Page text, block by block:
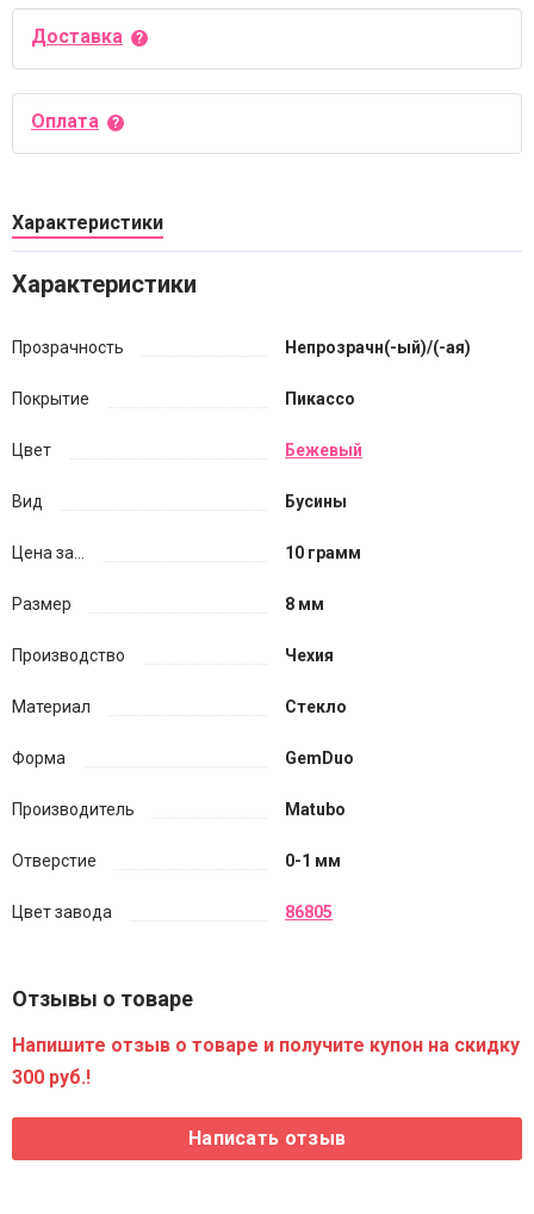
Доставка
Оплата
Характеристики
Характеристики
Прозрачность Непрозрачн(-ый)/(-ая)
Покрытие Пикассо
Цвет Бежевый
Вид Бусины
Цена за... 10 грамм
Размер 8 мм
Производство Чехия
Материал Стекло
Форма GemDuo
Производитель Matubo
Отверстие 0-1 мм
Цвет завода 86805
Отзывы о товаре
Напишите отзыв о товаре и получите купон на скидку
300 руб.!